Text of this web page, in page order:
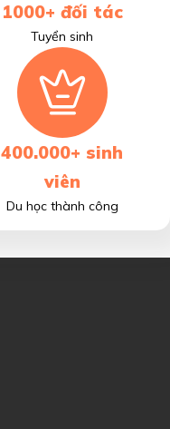
1000+ đối tác
Tuyển sinh
400.000+ sinh
viên
Du học thành công